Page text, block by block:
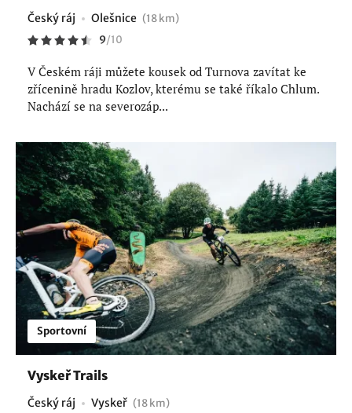
Český ráj Olešnice (18 km)
9/10
V Českém ráji můžete kousek od Turnova zavítat ke
zřícenině hradu Kozlov, kterému se také říkalo Chlum.
Nachází se na severozáp...
Sportovní
Vyskeř Trails
Český ráj Vyskeř (18 km)